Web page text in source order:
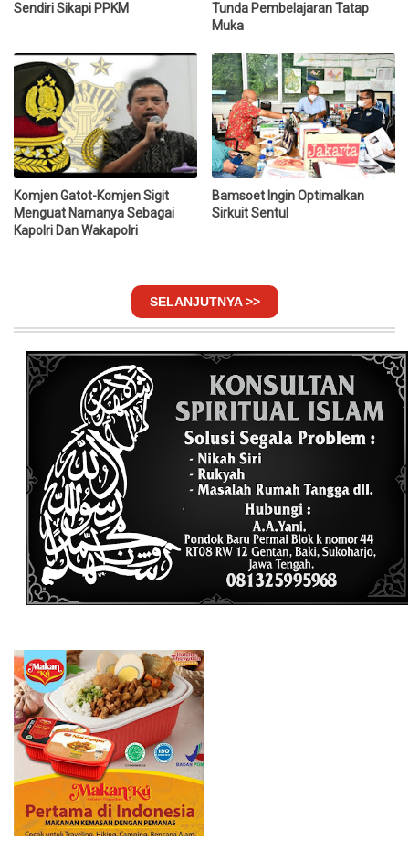
Sendiri Sikapi PPKM
Tunda Pembelajaran Tatap
Muka
Komjen Gatot-Komjen Sigit
Menguat Namanya Sebagai
Kapolri Dan Wakapolri
Bamsoet Ingin Optimalkan
Sirkuit Sentul
SELANJUTNYA >>